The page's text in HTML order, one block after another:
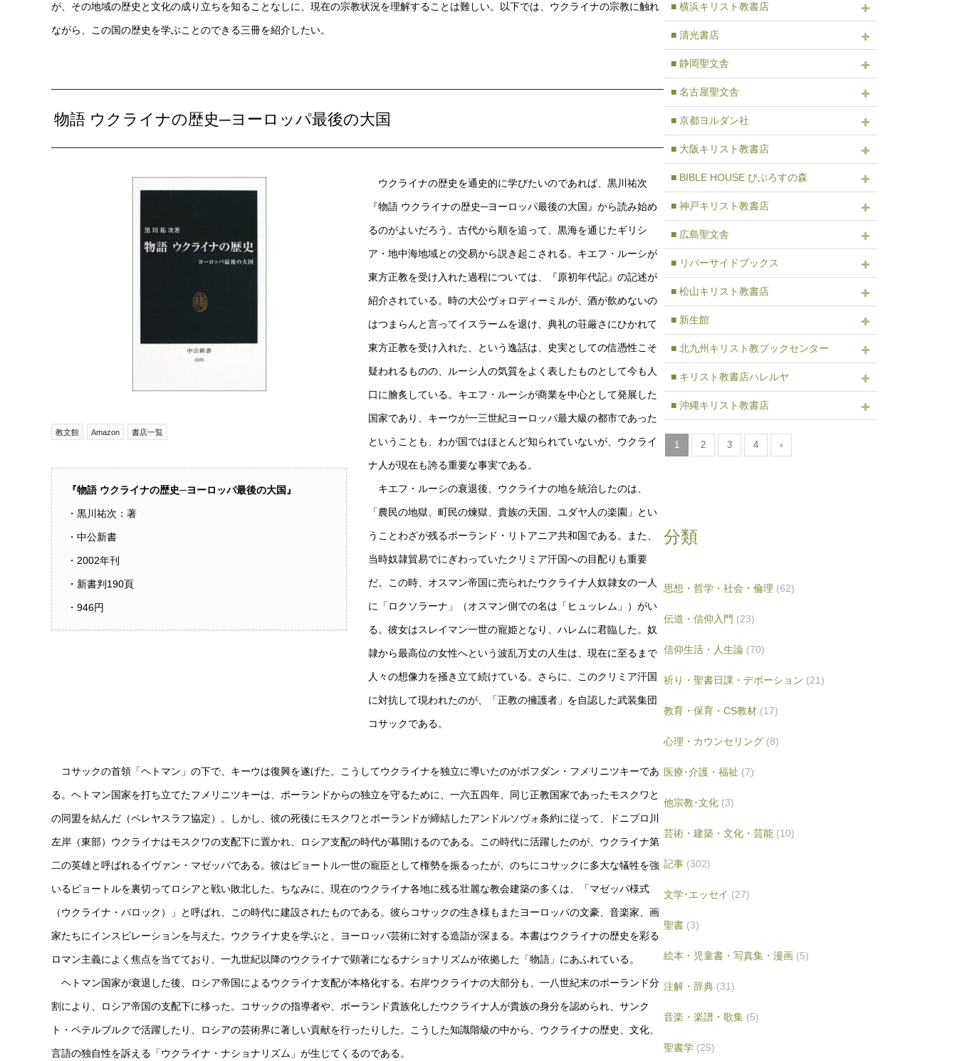
が、その地域の歴史と文化の成り立ちを知ることなしに、現在の宗教状況を理解することは難しい。以下では、ウクライナの宗教に触れ
ながら、この国の歴史を学ぶことのできる三冊を紹介したい。
物語 ウクライナの歴史─ヨーロッパ最後の大国
教文館 Amazon 書店一覧
『物語 ウクライナの歴史─ヨーロッパ最後の大国』
・黒川祐次：著
・中公新書
・2002年刊
・新書判190頁
・946円
ウクライナの歴史を通史的に学びたいのであれば、黒川祐次
『物語 ウクライナの歴史─ヨーロッパ最後の大国』から読み始め
るのがよいだろう。古代から順を追って、黒海を通じたギリシ
ア・地中海地域との交易から説き起こされる。キエフ・ルーシが
東方正教を受け入れた過程については、『原初年代記』の記述が
紹介されている。時の大公ヴォロディーミルが、酒が飲めないの
はつまらんと言ってイスラームを退け、典礼の荘厳さにひかれて
東方正教を受け入れた、という逸話は、史実としての信憑性こそ
疑われるものの、ルーシ人の気質をよく表したものとして今も人
口に膾炙している。キエフ・ルーシが商業を中心として発展した
国家であり、キーウが一三世紀ヨーロッパ最大級の都市であった
ということも、わが国ではほとんど知られていないが、ウクライ
ナ人が現在も誇る重要な事実である。
キエフ・ルーシの衰退後、ウクライナの地を統治したのは、
「農民の地獄、町民の煉獄、貴族の天国、ユダヤ人の楽園」とい
うことわざが残るポーランド・リトアニア共和国である。また、
当時奴隷貿易でにぎわっていたクリミア汗国への目配りも重要
だ。この時、オスマン帝国に売られたウクライナ人奴隷女の一人
に「ロクソラーナ」（オスマン側での名は「ヒュッレム」）がい
る。彼女はスレイマン一世の寵姫となり、ハレムに君臨した。奴
隷から最高位の女性へという波乱万丈の人生は、現在に至るまで
人々の想像力を掻き立て続けている。さらに、このクリミア汗国
に対抗して現われたのが、「正教の擁護者」を自認した武装集団
コサックである。
コサックの首領「ヘトマン」の下で、キーウは復興を遂げた。こうしてウクライナを独立に導いたのがボフダン・フメリニツキーであ
る。ヘトマン国家を打ち立てたフメリニツキーは、ポーランドからの独立を守るために、一六五四年、同じ正教国家であったモスクワと
の同盟を結んだ（ペレヤスラフ協定）。しかし、彼の死後にモスクワとポーランドが締結したアンドルソヴォ条約に従って、ドニプロ川
左岸（東部）ウクライナはモスクワの支配下に置かれ、ロシア支配の時代が幕開けるのである。この時代に活躍したのが、ウクライナ第
二の英雄と呼ばれるイヴァン・マゼッパである。彼はピョートル一世の寵臣として権勢を振るったが、のちにコサックに多大な犠牲を強
いるピョートルを裏切ってロシアと戦い敗北した。ちなみに、現在のウクライナ各地に残る壮麗な教会建築の多くは、「マゼッパ様式
（ウクライナ・バロック）」と呼ばれ、この時代に建設されたものである。彼らコサックの生き様もまたヨーロッパの文豪、音楽家、画
家たちにインスピレーションを与えた。ウクライナ史を学ぶと、ヨーロッパ芸術に対する造詣が深まる。本書はウクライナの歴史を彩る
ロマン主義によく焦点を当てており、一九世紀以降のウクライナで顕著になるナショナリズムが依拠した「物語」にあふれている。
ヘトマン国家が衰退した後、ロシア帝国によるウクライナ支配が本格化する。右岸ウクライナの大部分も、一八世紀末のポーランド分
割により、ロシア帝国の支配下に移った。コサックの指導者や、ポーランド貴族化したウクライナ人が貴族の身分を認められ、サンク
ト・ペテルブルクで活躍したり、ロシアの芸術界に著しい貢献を行ったりした。こうした知識階級の中から、ウクライナの歴史、文化、
言語の独自性を訴える「ウクライナ・ナショナリズム」が生じてくるのである。
■ 横浜キリスト教書店
■ 清光書店
■ 静岡聖文舎
■ 名古屋聖文舎
■ 京都ヨルダン社
■ 大阪キリスト教書店
■ BIBLE HOUSE びぶろすの森
■ 神戸キリスト教書店
■ 広島聖文舎
■ リバーサイドブックス
■ 松山キリスト教書店
■ 新生館
■ 北九州キリスト教ブックセンター
■ キリスト教書店ハレルヤ
■ 沖縄キリスト教書店
1 2 3 4 ›
分類
思想・哲学・社会・倫理 (62)
伝道・信仰入門 (23)
信仰生活・人生論 (70)
祈り・聖書日課・デボーション (21)
教育・保育・CS教材 (17)
心理・カウンセリング (8)
医療･介護・福祉 (7)
他宗教･文化 (3)
芸術・建築・文化・芸能 (10)
記事 (302)
文学･エッセイ (27)
聖書 (3)
絵本・児童書・写真集・漫画 (5)
注解・辞典 (31)
音楽・楽譜・歌集 (5)
聖書学 (25)